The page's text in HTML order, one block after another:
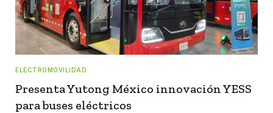
ELECTROMOVILIDAD
Presenta Yutong México innovación YESS
para buses eléctricos